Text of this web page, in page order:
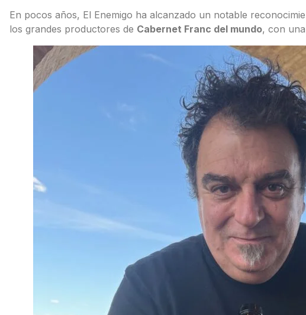
En pocos años, El Enemigo ha alcanzado un notable
los grandes productores de Cabernet Franc del mundo, con